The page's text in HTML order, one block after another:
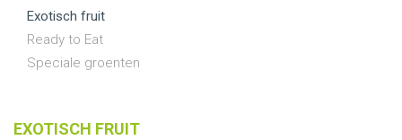
Exotisch fruit
Ready to Eat
Speciale groenten
EXOTISCH FRUIT